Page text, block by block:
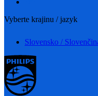
Vyberte krajinu / jazyk
Slovensko /